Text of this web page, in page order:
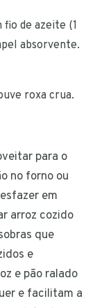
de azeite (1
absorvente.
roxa crua.
para o
no forno ou
em
arroz cozido
que
e
e pão ralado
e facilitam a